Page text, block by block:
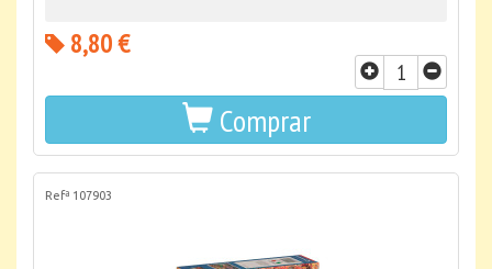
8,80 €
Comprar
Refª 107903